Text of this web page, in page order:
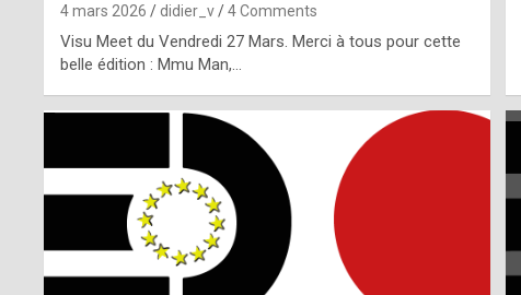
m
4 mars 2026 didier_v 4 Comments
Visu Meet du Vendredi 27 Mars. Merci à tous pour cette
belle édition : Mmu Man,…